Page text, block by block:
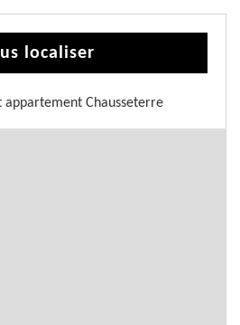
localiser
appartement Chausseterre